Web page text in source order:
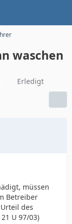
waschen
Erledigt
müssen
Betreiber
des
U 97/03)